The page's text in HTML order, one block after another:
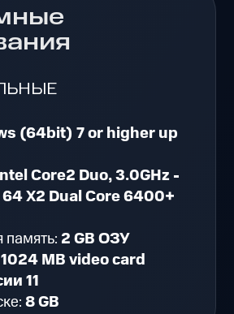
(64bit) 7 or higher up
Core2 Duo, 3.0GHz -
X2 Dual Core 6400+
память: 2 GB ОЗУ
1024 MB video card
11
8 GB